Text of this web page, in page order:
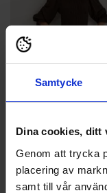
Samtycke
Dina cookies, ditt
Genom att trycka
placering av
samt till vår
499,95 kr
Long Sleeve Smock Dress